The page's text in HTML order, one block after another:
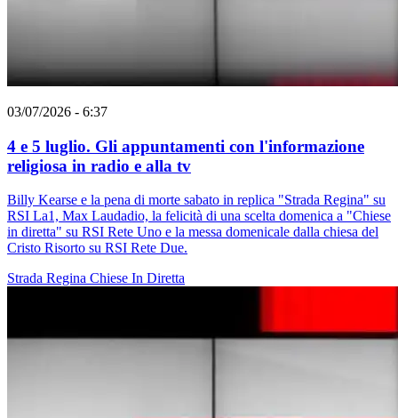
03/07/2026 - 6:37
4 e 5 luglio. Gli appuntamenti con l'informazione
religiosa in radio e alla tv
Billy Kearse e la pena di morte sabato in replica "Strada Regina" su
RSI La1, Max Laudadio, la felicità di una scelta domenica a "Chiese
in diretta" su RSI Rete Uno e la messa domenicale dalla chiesa del
Cristo Risorto su RSI Rete Due.
Strada Regina Chiese In Diretta